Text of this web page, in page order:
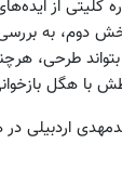
از
دوم، به
طرحی،
با هگل